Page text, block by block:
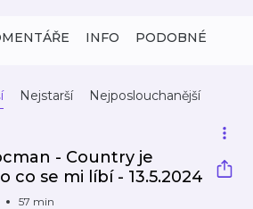
INFO PODOBNÉ
Nejstarší Nejposlouchanější
- Country je
co se mi líbí - 13.5.2024
57 min